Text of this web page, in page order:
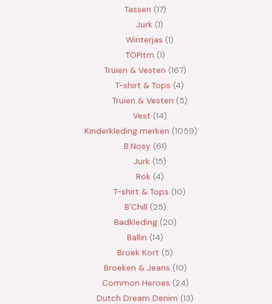
Tassen 17
Jurk 1
Winterjas 1
TOPitm 1
Truien & Vesten 167
T-shirt & Tops 4
Truien & Vesten 5
Vest 14
Kinderkleding merken 1059
B.Nosy 61
Jurk 15
Rok 4
T-shirt & Tops 10
B'Chill 25
Badkleding 20
Ballin 14
Broek Kort 5
Broeken & Jeans 10
Common Heroes 24
Dutch Dream Denim 13